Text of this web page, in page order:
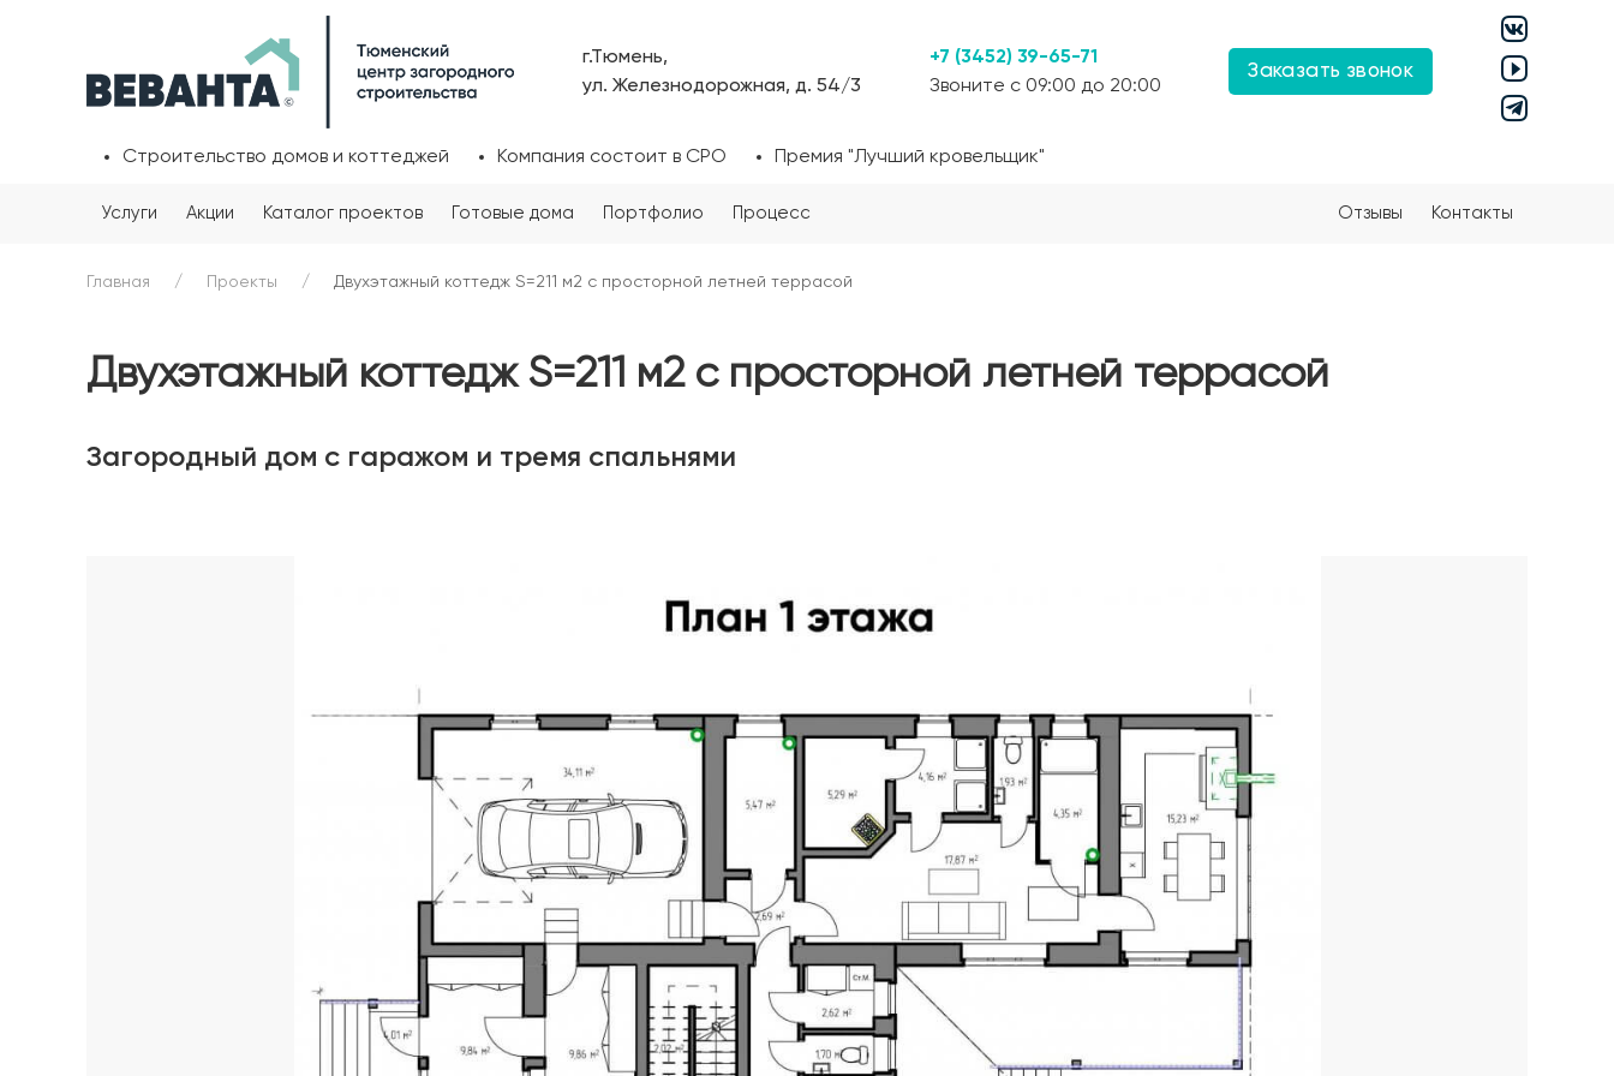
г.Тюмень,
ул. Железнодорожная, д. 54/3
+7 (3452) 39-65-71
Звоните с 09:00 до 20:00
Заказать звонок
Строительство домов и коттеджей Компания состоит в СРО Премия "Лучший кровельщик"
Услуги Акции Каталог проектов Готовые дома Портфолио Процесс Отзывы Контакты
Главная Проекты Двухэтажный коттедж S=211 м2 с просторной летней террасой
Двухэтажный коттедж S=211 м2 с просторной летней террасой
Загородный дом с гаражом и тремя спальнями